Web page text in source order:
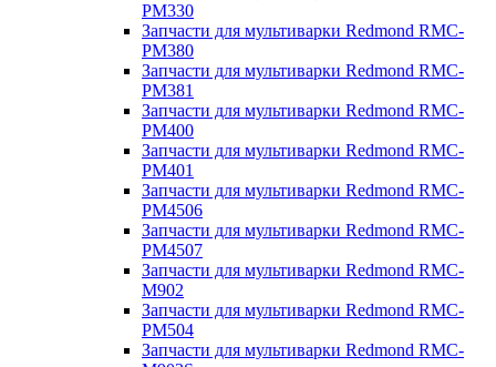
PM330
Запчасти для мультиварки Redmond RMC-
PM380
Запчасти для мультиварки Redmond RMC-
PM381
Запчасти для мультиварки Redmond RMC-
PM400
Запчасти для мультиварки Redmond RMC-
PM401
Запчасти для мультиварки Redmond RMC-
PM4506
Запчасти для мультиварки Redmond RMC-
PM4507
Запчасти для мультиварки Redmond RMC-
M902
Запчасти для мультиварки Redmond RMC-
PM504
Запчасти для мультиварки Redmond RMC-